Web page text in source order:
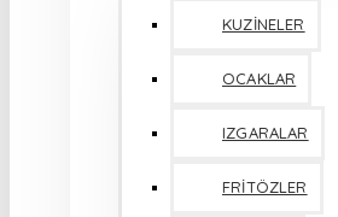
KUZİNELER
OCAKLAR
IZGARALAR
FRİTÖZLER